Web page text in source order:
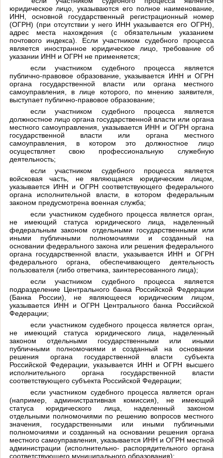
юридическое лицо, указываются его полное наименование,
ИНН, основной государственный регистрационный номер
(ОГРН) (при отсутствии у него ИНН указывается его ОГРН),
адрес места нахождения (с обязательным указанием
почтового индекса). Если участником судебного процесса
является иностранное юридическое лицо, требование об
указании ИНН и ОГРН не применяется;
если участником судебного процесса является
публично-правовое образование, указывается ИНН и ОГРН
органа государственной власти или органа местного
самоуправления, в лице которого, по мнению заявителя,
выступает публично-правовое образование;
если участником судебного процесса является
должностное лицо органа государственной власти или органа
местного самоуправления, указывается ИНН и ОГРН органа
государственной власти или органа местного
самоуправления, в котором это должностное лицо
осуществляет свою профессиональную служебную
деятельность;
если участником судебного процесса является
войсковая часть, не являющаяся юридическим лицом,
указывается ИНН и ОГРН соответствующего федерального
органа исполнительной власти, в котором федеральным
законом предусмотрена военная служба;
если участником судебного процесса является орган,
не имеющий статуса юридического лица, наделенный
федеральным законом отдельными государственными или
иными публичными полномочиями и созданный на
основании федерального закона или решения федерального
органа государственной власти, указывается ИНН и ОГРН
федерального органа, обеспечивающего деятельность
пользователя (либо ответчика, заинтересованного лица);
если участником судебного процесса является
подразделение Центрального банка Российской Федерации
(Банка России), не являющееся юридическим лицом,
указывается ИНН и ОГРН Центрального банка Российской
Федерации;
если участником судебного процесса является орган,
не имеющий статуса юридического лица, наделенный
законом отдельными государственными или иными
публичными полномочиями и созданный на основании
решения органа государственной власти субъекта
Российской Федерации, указывается ИНН и ОГРН высшего
исполнительного органа государственной власти
соответствующего субъекта Российской Федерации;
если участником судебного процесса является орган
(например, административная комиссия), не имеющий
статуса юридического лица, наделенный законом
отдельными полномочиями по решению вопросов местного
значения, государственными или иными публичными
полномочиями и созданный на основании решения органа
местного самоуправления, указывается ИНН и ОГРН местной
администрации (исполнительно- распорядительного органа
соответствующего муниципального образования);